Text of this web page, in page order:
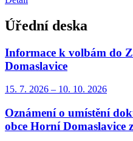
Úřední deska
Informace k volbám do
Domaslavice
15. 7. 2026 – 10. 10. 2026
Oznámení o umístění
obce Horní Domaslavice